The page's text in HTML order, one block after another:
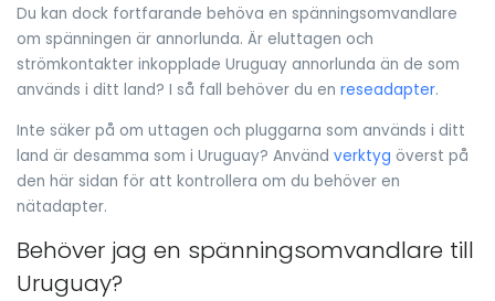
Du kan dock fortfarande behöva en spänningsomvandlare
om spänningen är annorlunda. Är eluttagen och
strömkontakter inkopplade Uruguay annorlunda än de som
används i ditt land? I så fall behöver du en reseadapter.
Inte säker på om uttagen och pluggarna som används i ditt
land är desamma som i Uruguay? Använd verktyg överst på
den här sidan för att kontrollera om du behöver en
nätadapter.
Behöver jag en spänningsomvandlare till
Uruguay?